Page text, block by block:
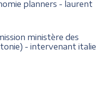
planners - laurent
ministère des
- intervenant italie